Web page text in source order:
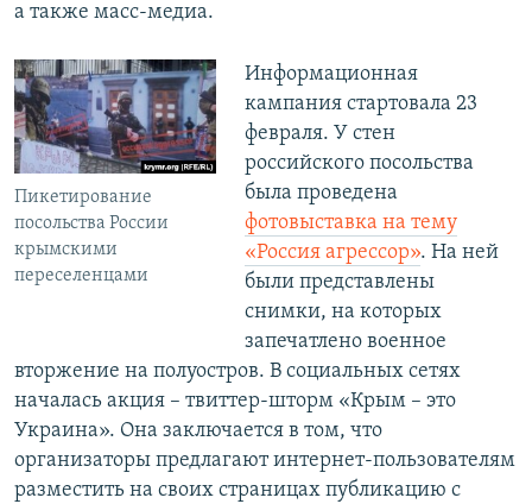
а также масс-медиа.
Пикетирование
посольства России
крымскими
переселенцами
Информационная
кампания стартовала 23
февраля. У стен
российского посольства
была проведена
фотовыставка на тему
«Россия агрессор». На ней
были представлены
снимки, на которых
запечатлено военное
вторжение на полуостров. В социальных сетях
началась акция – твиттер-шторм «Крым – это
Украина». Она заключается в том, что
организаторы предлагают интернет-пользователям
разместить на своих страницах публикацию с